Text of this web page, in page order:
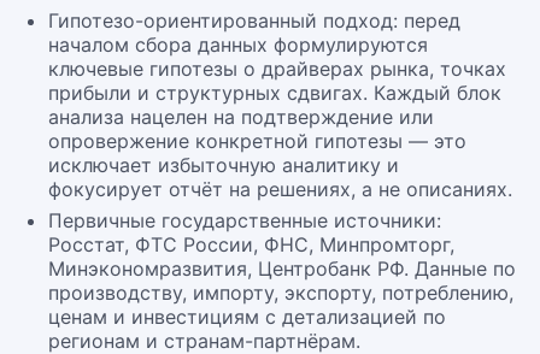
Гипотезо-ориентированный подход: перед
началом сбора данных формулируются
ключевые гипотезы о драйверах рынка, точках
прибыли и структурных сдвигах. Каждый блок
анализа нацелен на подтверждение или
опровержение конкретной гипотезы — это
исключает избыточную аналитику и
фокусирует отчёт на решениях, а не описаниях.
Первичные государственные источники:
Росстат, ФТС России, ФНС, Минпромторг,
Минэкономразвития, Центробанк РФ. Данные по
производству, импорту, экспорту, потреблению,
ценам и инвестициям с детализацией по
регионам и странам-партнёрам.